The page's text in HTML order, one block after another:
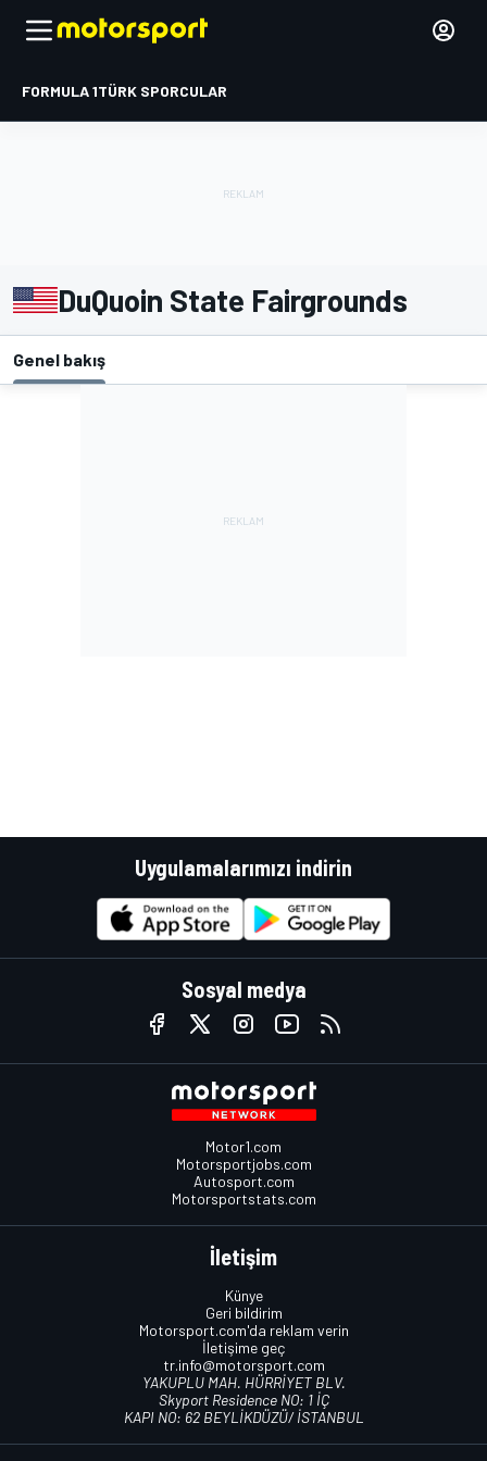
FORMULA 1TÜRK SPORCULAR
DuQuoin State Fairgrounds
Genel bakış
Uygulamalarımızı indirin
Sosyal medya
Motor1.com
Motorsportjobs.com
Autosport.com
Motorsportstats.com
İletişim
Künye
Geri bildirim
Motorsport.com'da reklam verin
İletişime geç
tr.info@motorsport.com
YAKUPLU MAH. HÜRRİYET BLV.
Skyport Residence NO: 1 İÇ
KAPI NO: 62 BEYLİKDÜZÜ/ İSTANBUL